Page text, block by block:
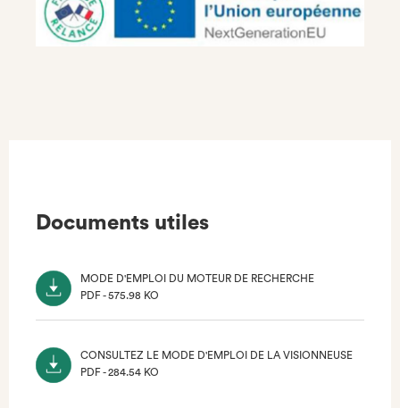
Documents utiles
MODE D'EMPLOI DU MOTEUR DE RECHERCHE
PDF - 575.98 KO
CONSULTEZ LE MODE D'EMPLOI DE LA VISIONNEUSE
PDF - 284.54 KO